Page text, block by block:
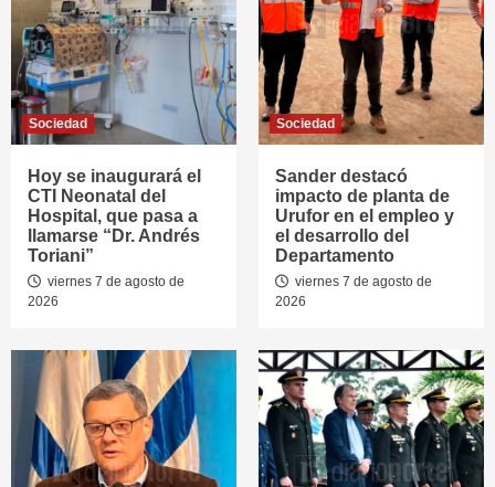
Sociedad
Hoy se inaugurará el
CTI Neonatal del
Hospital, que pasa a
llamarse “Dr. Andrés
Toriani”
viernes 7 de agosto de
2026
Sociedad
Sander destacó
impacto de planta de
Urufor en el empleo y
el desarrollo del
Departamento
viernes 7 de agosto de
2026